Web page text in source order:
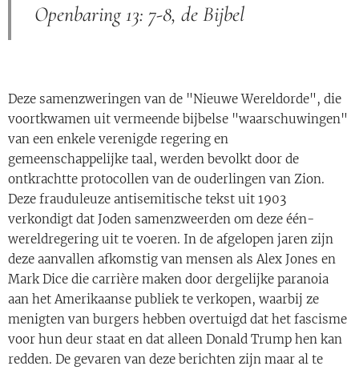
Openbaring 13: 7-8, de Bijbel
Deze samenzweringen van de "Nieuwe Wereldorde", die
voortkwamen uit vermeende bijbelse "waarschuwingen"
van een enkele verenigde regering en
gemeenschappelijke taal, werden bevolkt door de
ontkrachtte protocollen van de ouderlingen van Zion.
Deze frauduleuze antisemitische tekst uit 1903
verkondigt dat Joden samenzweerden om deze één-
wereldregering uit te voeren. In de afgelopen jaren zijn
deze aanvallen afkomstig van mensen als Alex Jones en
Mark Dice die carrière maken door dergelijke paranoia
aan het Amerikaanse publiek te verkopen, waarbij ze
menigten van burgers hebben overtuigd dat het fascisme
voor hun deur staat en dat alleen Donald Trump hen kan
redden. De gevaren van deze berichten zijn maar al te